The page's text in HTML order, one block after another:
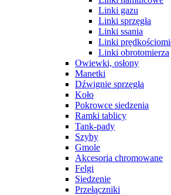
Linki gazu
Linki sprzęgła
Linki ssania
Linki
Linki obrotomierza
Owiewki, osłony
Manetki
Dźwignie sprzęgła
Koło
Pokrowce siedzenia
Ramki tablicy
Tank-pady
Szyby
Gmole
Akcesoria chromowane
Felgi
Siedzenie
Przełączniki